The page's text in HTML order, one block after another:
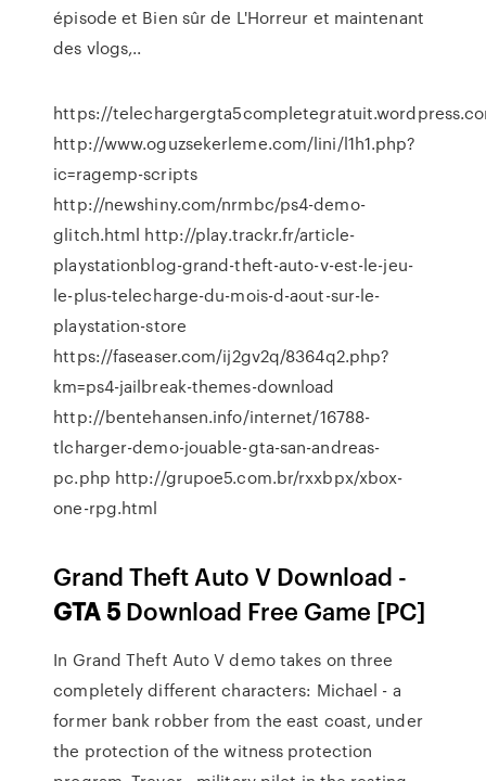
épisode et Bien sûr de L'Horreur et maintenant
des vlogs,..
https://
http://www.oguzsekerleme.com/lini/l1h1.php?
ic=ragemp-scripts
http://newshiny.com/nrmbc/ps4-demo-
glitch.html http://play.trackr.fr/article-
playstationblog-grand-theft-auto-v-est-le-jeu-
le-plus-telecharge-du-mois-d-aout-sur-le-
playstation-store
https://faseaser.com/ij2gv2q/8364q2.php?
km=ps4-jailbreak-themes-download
http://bentehansen.info/internet/16788-
tlcharger-demo-jouable-gta-san-andreas-
pc.php http://grupoe5.com.br/rxxbpx/xbox-
one-rpg.html
Grand Theft Auto V Download -
GTA5 Download Free Game [PC]
In Grand Theft Auto V demo takes on three
completely different characters: Michael - a
former bank robber from the east coast, under
the protection of the witness protection